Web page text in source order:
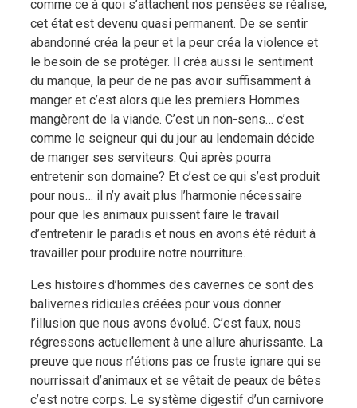
comme ce à quoi s’attachent nos pensées se réalise,
cet état est devenu quasi permanent. De se sentir
abandonné créa la peur et la peur créa la violence et
le besoin de se protéger. Il créa aussi le sentiment
du manque, la peur de ne pas avoir suffisamment à
manger et c’est alors que les premiers Hommes
mangèrent de la viande. C’est un non-sens… c’est
comme le seigneur qui du jour au lendemain décide
de manger ses serviteurs. Qui après pourra
entretenir son domaine? Et c’est ce qui s’est produit
pour nous… il n’y avait plus l’harmonie nécessaire
pour que les animaux puissent faire le travail
d’entretenir le paradis et nous en avons été réduit à
travailler pour produire notre nourriture.
Les histoires d’hommes des cavernes ce sont des
balivernes ridicules créées pour vous donner
l’illusion que nous avons évolué. C’est faux, nous
régressons actuellement à une allure ahurissante. La
preuve que nous n’étions pas ce fruste ignare qui se
nourrissait d’animaux et se vêtait de peaux de bêtes
c’est notre corps. Le système digestif d’un carnivore